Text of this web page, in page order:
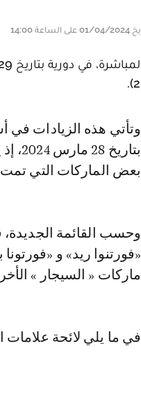
وتأتي هذه الزيادات في أسعار السجائر بناء على قرار لوزير الاقتصاد والمالية
بعض الماركات التي تمت
وحسب القائمة
«فورتنوا ريد» و
ماركات « السيجار »
في ما يلي لائحة علامات